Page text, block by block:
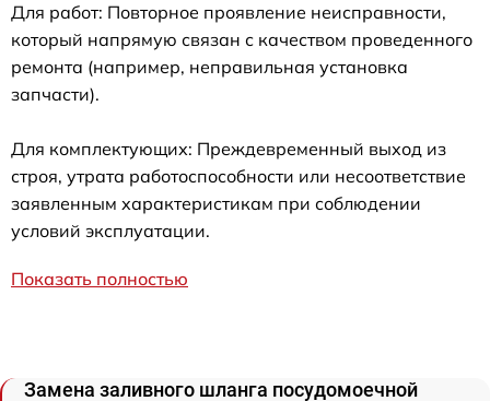
Для работ: Повторное проявление неисправности,
который напрямую связан с качеством проведенного
ремонта (например, неправильная установка
запчасти).
Для комплектующих: Преждевременный выход из
строя, утрата работоспособности или несоответствие
заявленным характеристикам при соблюдении
условий эксплуатации.
Показать полностью
Замена заливного шланга посудомоечной